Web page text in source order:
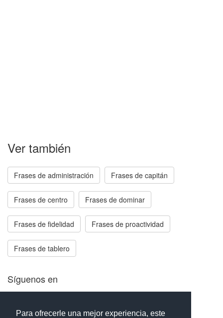
Para ofrecerle una mejor experiencia, este
Ver también
Frases de administración Frases de capitán
Frases de centro Frases de dominar
Frases de fidelidad Frases de proactividad
Frases de tablero
Síguenos en